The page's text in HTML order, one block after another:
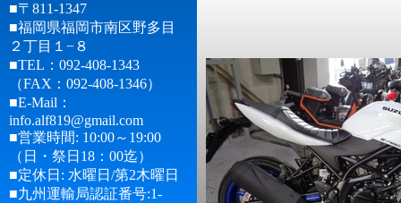
■〒811-1347
■福岡県福岡市南区野多目
２丁目１−８
■TEL：092-408-1343
（FAX：092-408-1346）
■E-Mail：
info.alf819@gmail.com
■営業時間: 10:00～19:00
（日・祭日18：00迄）
■定休日: 水曜日/第2木曜日
■九州運輸局認証番号:1-